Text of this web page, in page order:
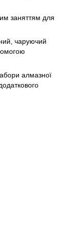
заняттям для
чаруючий
алмазної